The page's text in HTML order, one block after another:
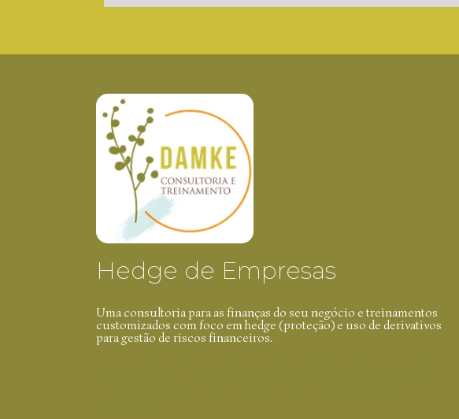
Hedge de Empresas
Uma consultoria para as finanças do seu negócio e treinamentos
customizados com foco em hedge (proteção) e uso de derivativos
para gestão de riscos financeiros.